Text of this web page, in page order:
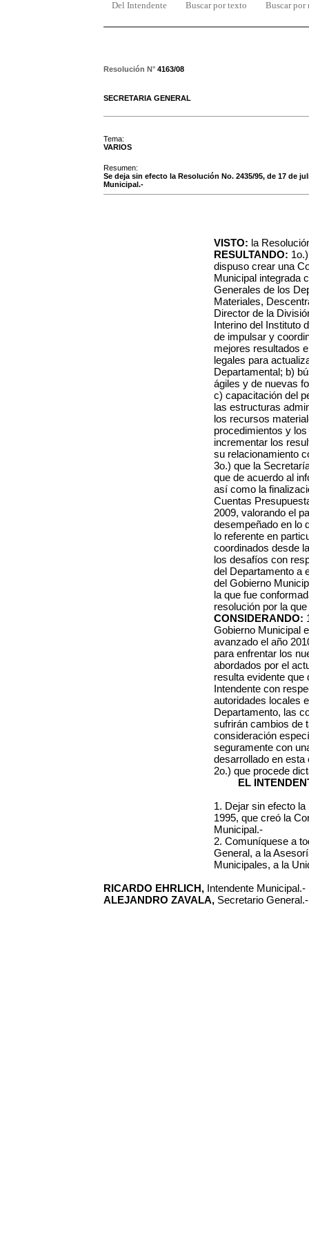
Del Intendente Buscar por texto Buscar por
Resolución N° 4163/08
SECRETARIA GENERAL
Tema:
VARIOS
Resumen:
Se deja sin efecto la Resolución No. 2435/95, de 17 de
Municipal.-
VISTO: la
RESULTANDO:
dispuso crear una
Municipal integrada
Generales de los
Materiales,
Director de la
Interino del Instituto
de impulsar y
mejores resultados
legales para
Departamental; b)
ágiles y de nuevas
c) capacitación del
las estructuras
los recursos
procedimientos y
incrementar los
su relacionamiento
3o.) que la
que de acuerdo al
así como la
Cuentas
2009, valorando el
desempeñado en lo
lo referente en
coordinados desde
los desafíos con
del Departamento a
del Gobierno
la que fue
resolución por la
CONSIDERANDO:
Gobierno Municipal
avanzado el año
para enfrentar los
abordados por el
resulta evidente
Intendente con
autoridades locales
Departamento, las
sufrirán cambios de
consideración
seguramente con
desarrollado en esta
2o.) que procede
EL
1. Dejar sin efecto
1995, que creó la
Municipal.-
2. Comuníquese a
General, a la
Municipales, a la
RICARDO EHRLICH, Intendente Municipal.-
ALEJANDRO ZAVALA, Secretario General.-